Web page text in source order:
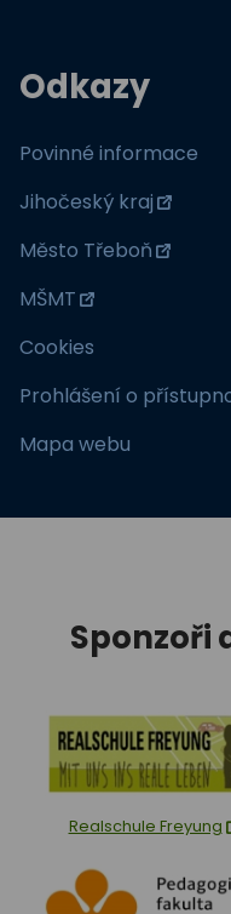
Odkazy
Povinné informace
Jihočeský kraj
Město Třeboň
MŠMT
Cookies
Prohlášení o
Mapa webu
Sponzoři
Realschule Freyung